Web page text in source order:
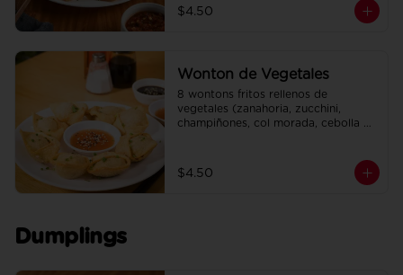
$4.50
Wonton de Vegetales
8 wontons fritos rellenos de
vegetales (zanahoria, zucchini,
champiñones, col morada, cebolla
$4.50
Dumplings